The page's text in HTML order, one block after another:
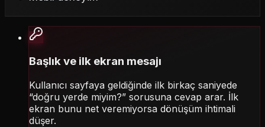
Başlık ve ilk ekran mesajı
Kullanıcı sayfaya geldiğinde ilk birkaç saniyede
“doğru yerde miyim?” sorusuna cevap arar. İlk
ekran bunu net veremiyorsa dönüşüm ihtimali
düşer.